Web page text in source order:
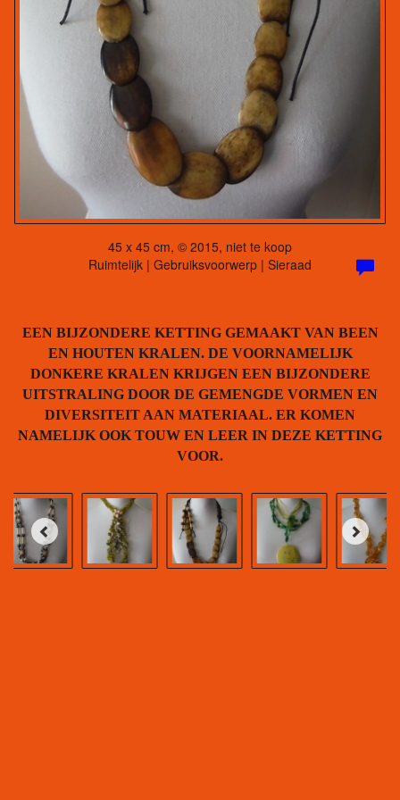
45 x 45 cm, © 2015, niet te koop
Ruimtelijk | Gebruiksvoorwerp | Sieraad
EEN BIJZONDERE KETTING GEMAAKT VAN BEEN
EN HOUTEN KRALEN. DE VOORNAMELIJK
DONKERE KRALEN KRIJGEN EEN BIJZONDERE
UITSTRALING DOOR DE GEMENGDE VORMEN EN
DIVERSITEIT AAN MATERIAAL. ER KOMEN
NAMELIJK OOK TOUW EN LEER IN DEZE KETTING
VOOR.